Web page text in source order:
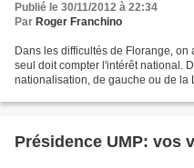
Publié le 30/11/2012 à 22:34
Par Roger Franchino
Dans les difficultés de Florange,
seul doit compter l'intérêt national.
nationalisation, de gauche ou de la
Présidence UMP: vos